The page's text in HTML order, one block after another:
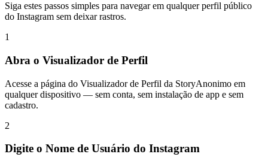
Siga estes passos simples para navegar em qualquer perfil público
do Instagram sem deixar rastros.
1
Abra o Visualizador de Perfil
Acesse a página do Visualizador de Perfil da StoryAnonimo em
qualquer dispositivo — sem conta, sem instalação de app e sem
cadastro.
2
Digite o Nome de Usuário do Instagram